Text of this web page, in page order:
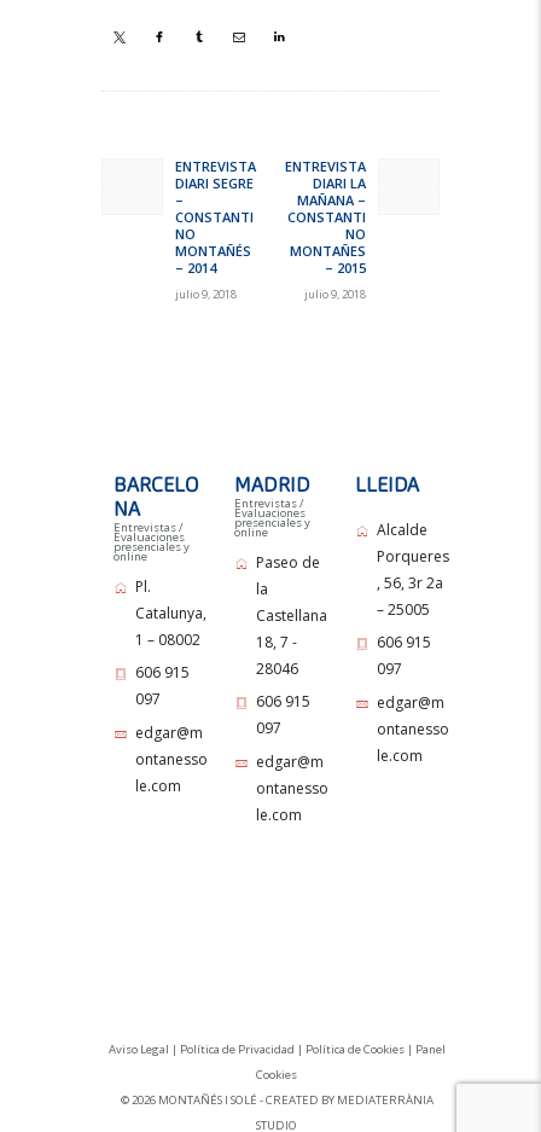
entradas
Previous
ENTREVISTA
DIARI SEGRE
–
CONSTANTI
NO
MONTAÑÉS
– 2014
julio 9, 2018
Next
ENTREVISTA
DIARI LA
MAÑANA –
CONSTANTI
NO
MONTAÑES
– 2015
julio 9, 2018
BARCELO
NA
Entrevistas /
Evaluaciones
presenciales y
online
Pl.
Catalunya,
1 – 08002
606 915
097
edgar@m
ontanesso
le.com
MADRID
Entrevistas /
Evaluaciones
presenciales y
online
Paseo de
la
Castellana
18, 7 -
28046
606 915
097
edgar@m
ontanesso
le.com
LLEIDA
Alcalde
Porqueres
, 56, 3r 2a
– 25005
606 915
097
edgar@m
ontanesso
le.com
Aviso Legal | Política de Privacidad | Política de Cookies| Panel
Cookies
©2026 MONTAÑÉS I SOLÉ - CREATED BY MEDIATERRÀNIA
STUDIO